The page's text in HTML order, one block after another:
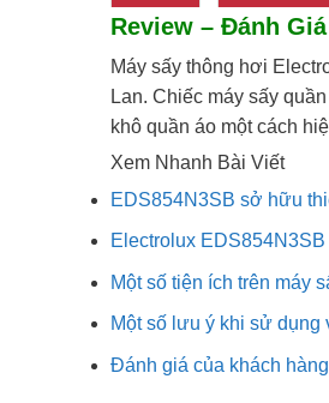
Review – Đánh
Máy sấy thông hơi
Lan. Chiếc máy sấy
khô quần áo một cách
Xem Nhanh Bài Viết
EDS854N3SB sở hữu
Electrolux
Một số tiện ích trên máy
Một số lưu ý khi sử dụng
Đánh giá của khách hàng